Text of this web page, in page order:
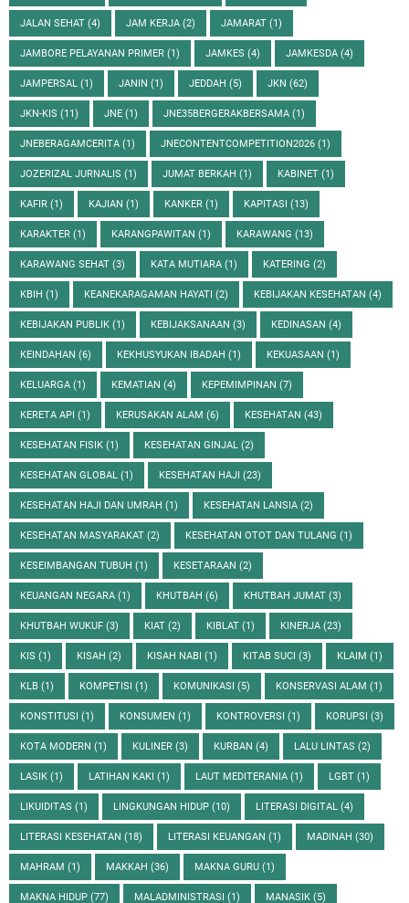
JALAN SEHAT (4) JAM KERJA (2) JAMARAT (1)
JAMBORE PELAYANAN PRIMER (1) JAMKES (4) JAMKESDA (4)
JAMPERSAL (1) JANIN (1) JEDDAH (5) JKN (62)
JKN-KIS (11) JNE (1) JNE35BERGERAKBERSAMA (1)
JNEBERAGAMCERITA (1) JNECONTENTCOMPETITION2026 (1)
JOZERIZAL JURNALIS (1) JUMAT BERKAH (1) KABINET (1)
KAFIR (1) KAJIAN (1) KANKER (1) KAPITASI (13)
KARAKTER (1) KARANGPAWITAN (1) KARAWANG (13)
KARAWANG SEHAT (3) KATA MUTIARA (1) KATERING (2)
KBIH (1) KEANEKARAGAMAN HAYATI (2) KEBIJAKAN KESEHATAN (4)
KEBIJAKAN PUBLIK (1) KEBIJAKSANAAN (3) KEDINASAN (4)
KEINDAHAN (6) KEKHUSYUKAN IBADAH (1) KEKUASAAN (1)
KELUARGA (1) KEMATIAN (4) KEPEMIMPINAN (7)
KERETA API (1) KERUSAKAN ALAM (6) KESEHATAN (43)
KESEHATAN FISIK (1) KESEHATAN GINJAL (2)
KESEHATAN GLOBAL (1) KESEHATAN HAJI (23)
KESEHATAN HAJI DAN UMRAH (1) KESEHATAN LANSIA (2)
KESEHATAN MASYARAKAT (2) KESEHATAN OTOT DAN TULANG (1)
KESEIMBANGAN TUBUH (1) KESETARAAN (2)
KEUANGAN NEGARA (1) KHUTBAH (6) KHUTBAH JUMAT (3)
KHUTBAH WUKUF (3) KIAT (2) KIBLAT (1) KINERJA (23)
KIS (1) KISAH (2) KISAH NABI (1) KITAB SUCI (3) KLAIM (1)
KLB (1) KOMPETISI (1) KOMUNIKASI (5) KONSERVASI ALAM (1)
KONSTITUSI (1) KONSUMEN (1) KONTROVERSI (1) KORUPSI (3)
KOTA MODERN (1) KULINER (3) KURBAN (4) LALU LINTAS (2)
LASIK (1) LATIHAN KAKI (1) LAUT MEDITERANIA (1) LGBT (1)
LIKUIDITAS (1) LINGKUNGAN HIDUP (10) LITERASI DIGITAL (4)
LITERASI KESEHATAN (18) LITERASI KEUANGAN (1) MADINAH (30)
MAHRAM (1) MAKKAH (36) MAKNA GURU (1)
MAKNA HIDUP (77) MALADMINISTRASI (1) MANASIK (5)